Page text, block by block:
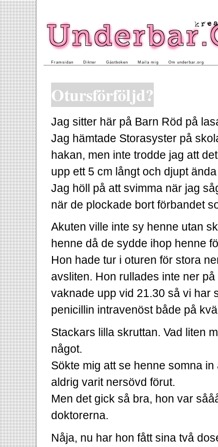
Framsidan Dikter Gästboken Maila mig Om underbar.org
Otursförföljd?
Jag sitter här på Barn Röd på
Jag hämtade Storasyster på
hakan, men inte trodde jag att
upp ett 5 cm långt och djupt
Jag höll på att svimma när jag
när de plockade bort förbandet
Akuten ville inte sy henne utan
henne då de sydde ihop henne
Hon hade tur i oturen för stora
avsliten. Hon rullades inte ner
vaknade upp vid 21.30 så vi har
penicillin intravenöst både på
Stackars lilla skruttan. Vad liten
något.
Sökte mig att se henne somna
aldrig varit nersövd förut.
Men det gick så bra, hon var
doktorerna.
Nåja, nu har hon fått sina två